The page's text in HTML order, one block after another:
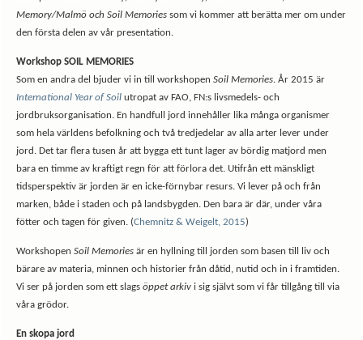
Memory/Malmö och Soil Memories som vi kommer att berätta mer om under
den första delen av vår presentation.
Workshop SOIL MEMORIES
Som en andra del bjuder vi in till workshopen Soil Memories. År 2015 är
International Year of Soilutropat av FAO, FN:s livsmedels- och
jordbruksorganisation. En handfull jord innehåller lika många organismer
som hela världens befolkning och två tredjedelar av alla arter lever under
jord. Det tar flera tusen år att bygga ett tunt lager av bördig matjord men
bara en timme av kraftigt regn för att förlora det. Utifrån ett mänskligt
tidsperspektiv är jorden är en icke-förnybar resurs. Vi lever på och från
marken, både i staden och på landsbygden. Den bara är där, under våra
fötter och tagen för given. (Chemnitz & Weigelt, 2015)
Workshopen Soil Memoriesär en hyllning till jorden som basen till liv och
bärare av materia, minnen och historier från dåtid, nutid och in i framtiden.
Vi ser på jorden som ett slags öppet arkivi sig självt som vi får tillgång till via
våra grödor.
En skopa jord